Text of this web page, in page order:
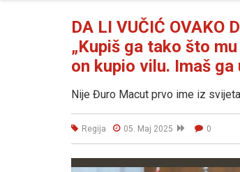
DA LI VUČIĆ OVAKO
„Kupiš ga tako što
on kupio vilu. Imaš
Nije Đuro Macut prvo ime iz
Regija 05. Maj 2025 0